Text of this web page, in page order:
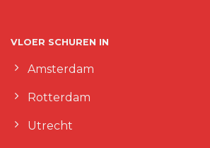
VLOER SCHUREN IN
Amsterdam
Rotterdam
Utrecht